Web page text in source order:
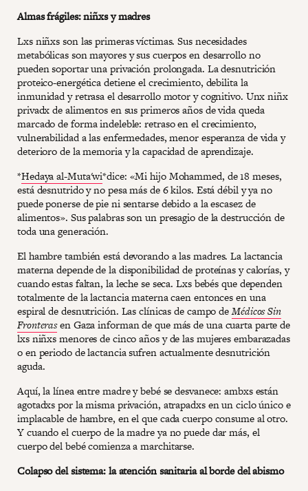
Almas frágiles: niñxs y madres
Lxs niñxs son las primeras víctimas. Sus necesidades
metabólicas son mayores y sus cuerpos en desarrollo no
pueden soportar una privación prolongada. La desnutrición
proteico-energética detiene el crecimiento, debilita la
inmunidad y retrasa el desarrollo motor y cognitivo. Unx niñx
privadx de alimentos en sus primeros años de vida queda
marcado de forma indeleble: retraso en el crecimiento,
vulnerabilidad a las enfermedades, menor esperanza de vida y
deterioro de la memoria y la capacidad de aprendizaje.
*Hedaya al-Muta'wi*dice: «Mi hijo Mohammed, de 18 meses,
está desnutrido y no pesa más de 6 kilos. Está débil y ya no
puede ponerse de pie ni sentarse debido a la escasez de
alimentos». Sus palabras son un presagio de la destrucción de
toda una generación.
El hambre también está devorando a las madres. La lactancia
materna depende de la disponibilidad de proteínas y calorías, y
cuando estas faltan, la leche se seca. Lxs bebés que dependen
totalmente de la lactancia materna caen entonces en una
espiral de desnutrición. Las clínicas de campo deMédicos Sin
Fronterasen Gaza informan de que más de una cuarta parte de
lxs niñxs menores de cinco años y de las mujeres embarazadas
o en periodo de lactancia sufren actualmente desnutrición
aguda.
Aquí, la línea entre madre y bebé se desvanece: ambxs están
agotadxs por la misma privación, atrapadxs en un ciclo único e
implacable de hambre, en el que cada cuerpo consume al otro.
Y cuando el cuerpo de la madre ya no puede dar más, el
cuerpo del bebé comienza a marchitarse.
Colapso del sistema: la atención sanitaria al borde del abismo